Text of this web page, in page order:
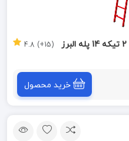
(15+) 4.8
خرید محصول